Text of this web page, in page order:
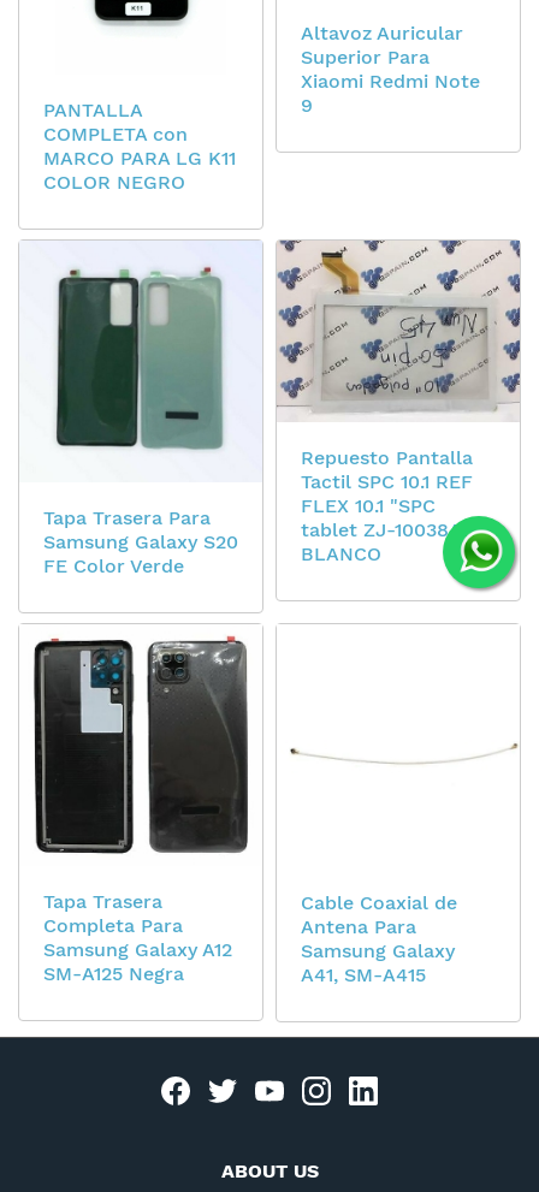
PANTALLA
COMPLETA con
MARCO PARA LG K11
COLOR NEGRO
Altavoz Auricular
Superior Para
Xiaomi Redmi Note
9
Tapa Trasera Para
Samsung Galaxy S20
FE Color Verde
Repuesto Pantalla
Tactil SPC 10.1 REF
FLEX 10.1 "SPC
tablet ZJ-10038A JZ
BLANCO
Tapa Trasera
Completa Para
Samsung Galaxy A12
SM-A125 Negra
Cable Coaxial de
Antena Para
Samsung Galaxy
A41, SM-A415
Facebook
twitteryoutubeinstagram
ABOUT US